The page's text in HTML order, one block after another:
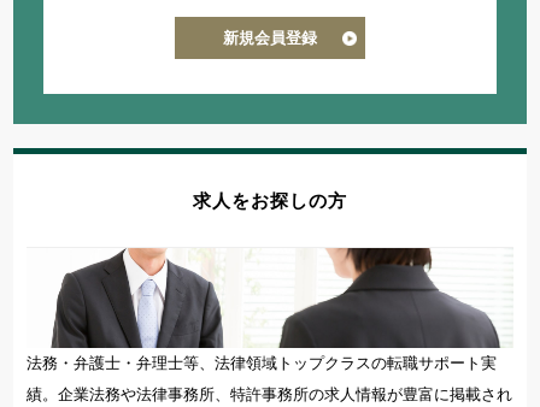
司法試験合格者（司法修習生）
弁理士
資格希望勤務地
新規会員登録
求人をお探しの方
法務・弁護士・弁理士等、法律領域トップクラスの転職サポート実
績。企業法務や法律事務所、特許事務所の求人情報が豊富に掲載され